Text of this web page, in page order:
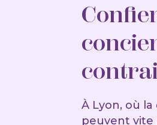
À Lyon, où
peuvent vite